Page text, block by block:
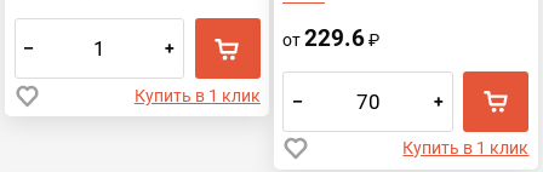
– +
Купить в 1 клик
от229.6₽
– +
Купить в 1 клик